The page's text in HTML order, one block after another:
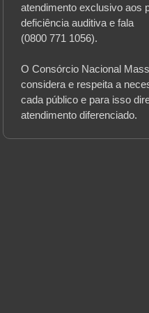
atendimento exclusivo aos
deficiência auditiva e fala
(0800 771 1056).
O Consórcio Nacional
considera e respeita a
cada público e para isso